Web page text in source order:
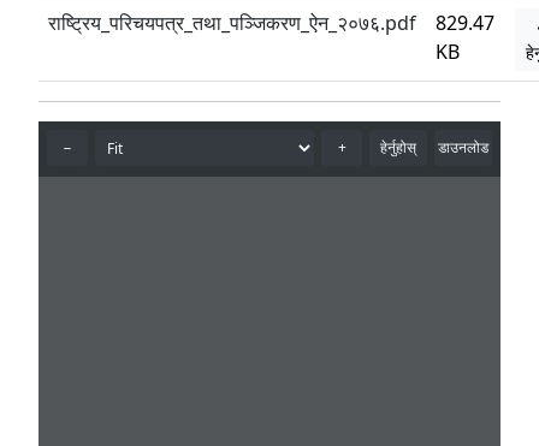
राष्ट्रिय_परिचयपत्र_तथा_पञ्जिकरण_ऐन_२०७६.pdf
829.47
KB